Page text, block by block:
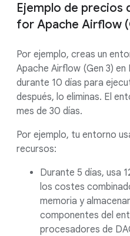
Ejemplo de precios
for Apache Airflow
Por ejemplo, creas un
Apache Airflow (Gen 3)
durante 10 días para
después, lo eliminas. El
mes de 30 días.
Por ejemplo, tu entorno
recursos:
Durante 5 días, usa
los costes
memoria y
componentes del
procesadores de